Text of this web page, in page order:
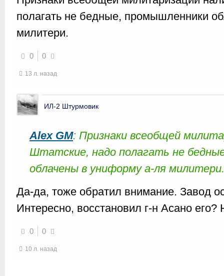
полагать не бедные, промышленники
милитери.
0 0
13 л. назад
ИЛ-2 Штурмовик
Alex GM: Признаки всеобщей
Штатские, надо полагать не
облачены в униформу а-ля милитери.
Да-да, тоже обратил внимание. Завод
Интересно, восстановил г-н Асано его?
0 0
10 л. назад